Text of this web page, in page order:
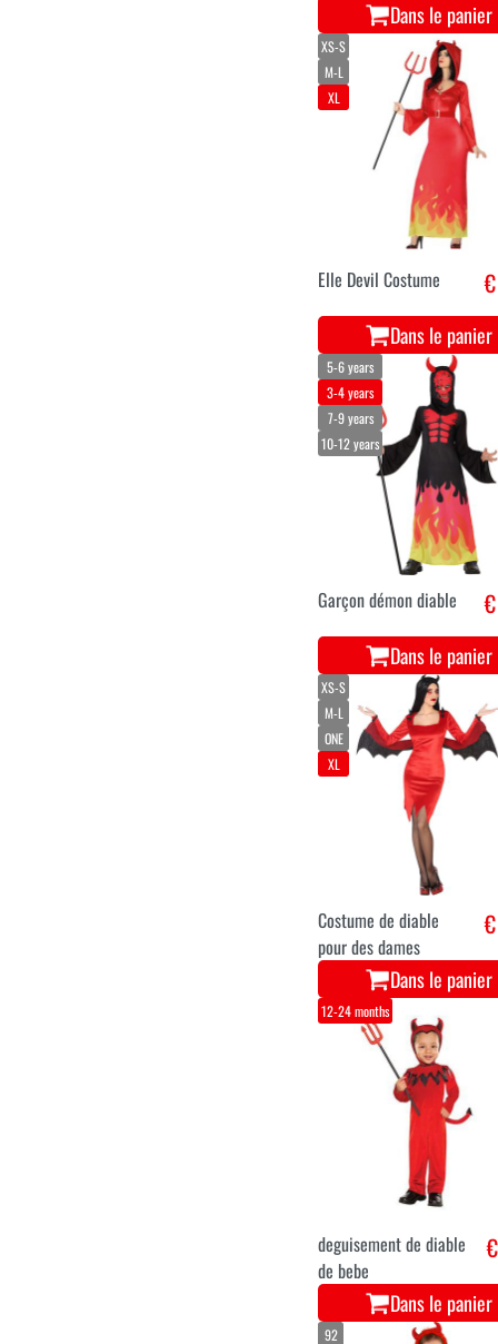
Dans le panier
XS-S
M-L
XL
Elle Devil Costume
Dans le panier
5-6 years
3-4 years
7-9 years
10-12 years
Garçon démon diable
Dans le panier
XS-S
M-L
ONE
XL
Costume de diable
pour des dames
Dans le panier
12-24 months
deguisement de diable
de bebe
Dans le panier
92